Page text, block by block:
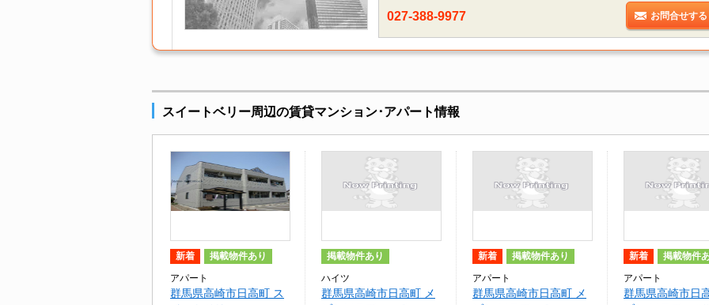
027-388-9977 お問合せする
スイートベリー周辺の賃貸マンション･アパート情報
新着 掲載物件あり
アパート
群馬県高崎市日高町 ス
掲載物件あり
ハイツ
群馬県高崎市日高町 メ
新着 掲載物件あり
アパート
群馬県高崎市日高町 メ
新着 掲載物件
アパート
群馬県高崎市日